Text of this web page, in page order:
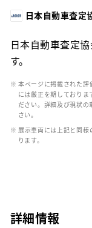
日本自動車査定
日本自動車査定
す。
※ 本ページに掲載された評
には厳正を期しており
ださい。詳細及び現状
さい。
※ 展示車両には上記と同様
ります。
詳細情報